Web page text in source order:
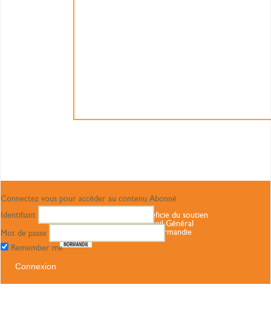
Connectez vous pour accéder au contenu Abonné
Identifiant
Mot de passe
Remember me
Ce site bénéficie du soutien
du Conseil Général
Haute Normandie